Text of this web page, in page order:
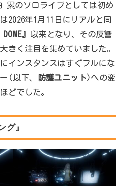
累のソロライブとしては初め
2026年1月11日にリアルと同
』
以来となり、その反響
きく注目を集めていました。
インスタンスはすぐフルにな
(以下、
防護ユニット)への変
どでした。
グ』